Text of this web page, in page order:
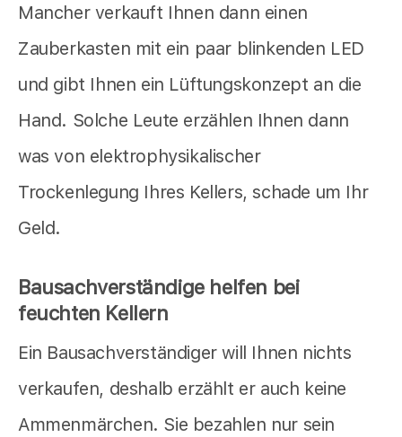
Mancher verkauft Ihnen dann einen
Zauberkasten mit ein paar blinkenden LED
und gibt Ihnen ein Lüftungskonzept an die
Hand. Solche Leute erzählen Ihnen dann
was von elektrophysikalischer
Trockenlegung Ihres Kellers, schade um Ihr
Geld.
Bausachverständige helfen bei
feuchten Kellern
Ein Bausachverständiger will Ihnen nichts
verkaufen, deshalb erzählt er auch keine
Ammenmärchen. Sie bezahlen nur sein